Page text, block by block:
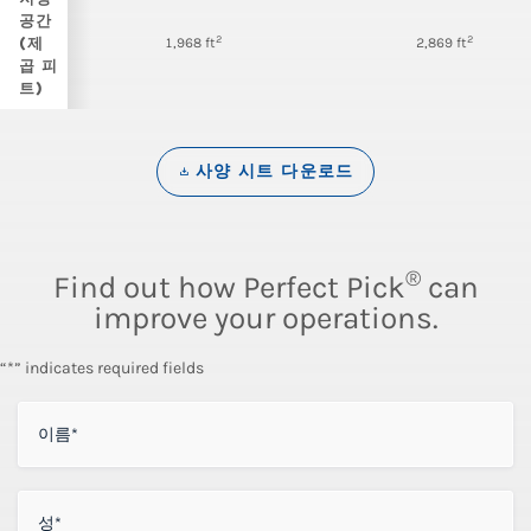
공간
(제
곱 피
트)
1,968 ft2 2,869 ft2
사양 시트 다운로드
Find out how Perfect Pick®can
improve your operations.
“*” indicates required fields